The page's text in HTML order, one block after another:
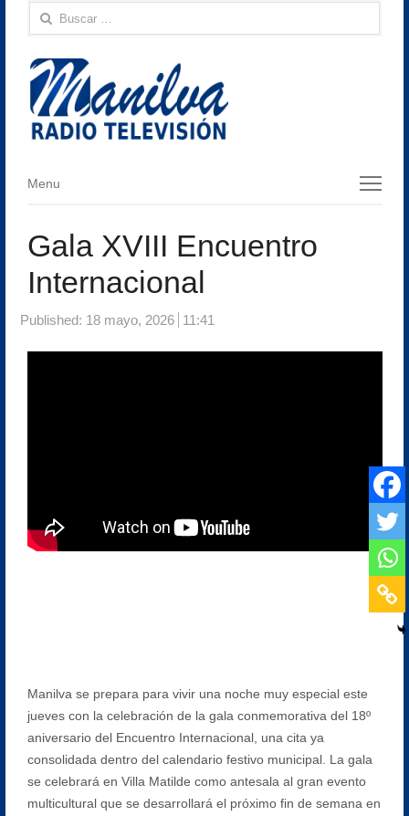
Buscar:
Menu
Menu
Gala XVIII Encuentro
Internacional
Published: 18 mayo, 2026 11:41
Manilva se prepara para vivir una noche muy especial este
jueves con la celebración de la gala conmemorativa del 18º
aniversario del Encuentro Internacional, una cita ya
consolidada dentro del calendario festivo municipal. La gala
se celebrará en Villa Matilde como antesala al gran evento
multicultural que se desarrollará el próximo fin de semana en